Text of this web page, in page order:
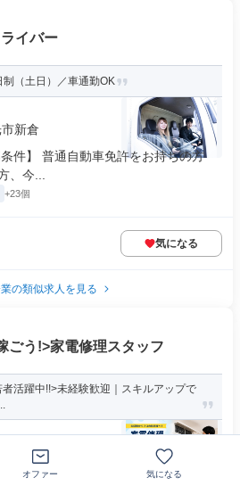
イバー
（土日）／車通勤OK
新倉
件】 普通自動車免許をお持ちの方
、今...
+23個
気になる
の類似求人を見る
ごう!>家電修理スタッフ
活躍中!!>未経験歓迎｜スキルアップで
●要普免(AT可) ●研修開始までに車の
オファー 気になる